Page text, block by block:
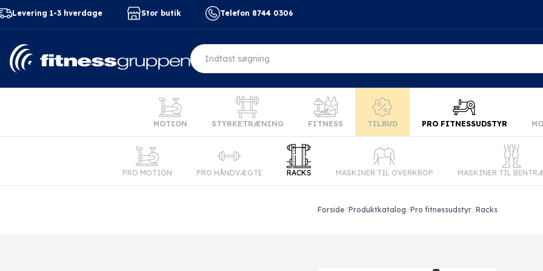
Levering 1-3 hverdage Stor butik Telefon 8744 0306
MOTION STYRKETRÆNING FITNESS TILBUD PRO FITNESSUDSTYR
PRO MOTION PRO HÅNDVÆGTE RACKS MASKINER TIL OVERKROP MASKINER TIL
Forside/Produktkatalog/Pro fitnessudstyr/Racks